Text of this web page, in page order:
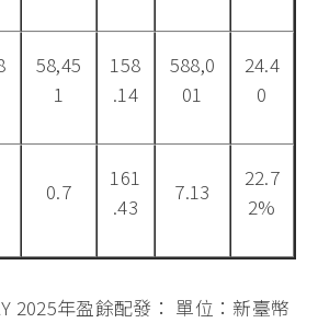
58,45
1
158
.14
588,0
01
24.4
0
0.7
161
.43
7.13
22.7
2%
2025年盈餘配發： 單位：新臺幣